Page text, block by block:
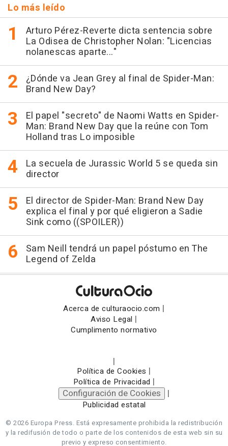
Lo más leído
Arturo Pérez-Reverte dicta sentencia sobre
La Odisea de Christopher Nolan: "Licencias
nolanescas aparte..."
¿Dónde va Jean Grey al final de Spider-Man:
Brand New Day?
El papel "secreto" de Naomi Watts en Spider-
Man: Brand New Day que la reúne con Tom
Holland tras Lo imposible
La secuela de Jurassic World 5 se queda sin
director
El director de Spider-Man: Brand New Day
explica el final y por qué eligieron a Sadie
Sink como ((SPOILER))
Sam Neill tendrá un papel póstumo en The
Legend of Zelda
Acerca de culturaocio.com |
Aviso Legal |
Cumplimento normativo
|
Política de Cookies |
Política de Privacidad |
Configuración de Cookies |
Publicidad estatal
© 2026 Europa Press. Está expresamente prohibida la redistribución
y la redifusión de todo o parte de los contenidos de esta web sin su
previo y expreso consentimiento.